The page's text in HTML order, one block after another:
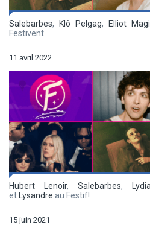
Salebarbes, Klô Pelgag, Elliot
Festivent
11 avril 2022
Hubert Lenoir, Salebarbes,
et Lysandre au Festif!
15 juin 2021